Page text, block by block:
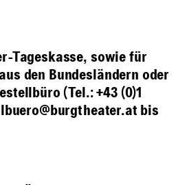
Tageskasse, sowie für
den Bundesländern oder
(Tel.: +43 (0)1
bis